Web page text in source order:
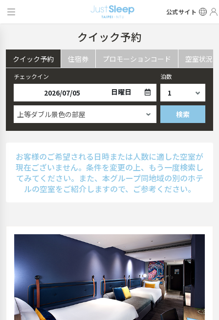
公式サイト
クイック予約
クイック予約 住宿券 プロモーションコード 空室状況
チェックイン
日曜日
泊数
上等ダブル景色の部屋 検索
お客様のご希望される日時または人数に適した空室が
現在ございません。条件を変更の上、もう一度検索し
てみてください。また、本グループ同地域の別のホテ
ルの空室をご紹介しますので、ご参考ください。